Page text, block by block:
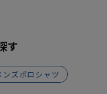
す
ンズポロシャツ